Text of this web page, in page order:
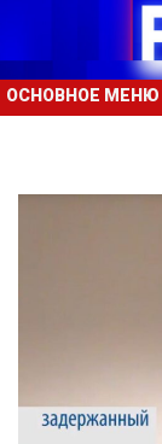
ОСНОВНОЕ МЕНЮ